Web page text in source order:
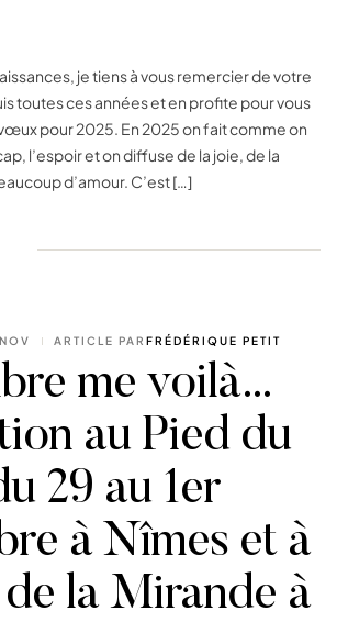
je tiens à vous remercier de votre
toutes ces années et en profite pour vous
pour 2025. En 2025 on fait comme on
l’espoir et on diffuse de la joie, de la
d’amour. C’est […]
ARTICLE PAR FRÉDÉRIQUE PETIT
me voilà…
au Pied du
29 au 1er
à Nîmes et à
de la Mirande à